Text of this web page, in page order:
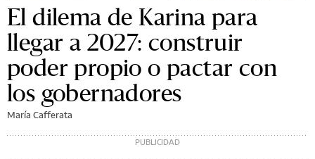
El dilema de Karina para
llegar a 2027: construir
poder propio o pactar con
los gobernadores
María Cafferata